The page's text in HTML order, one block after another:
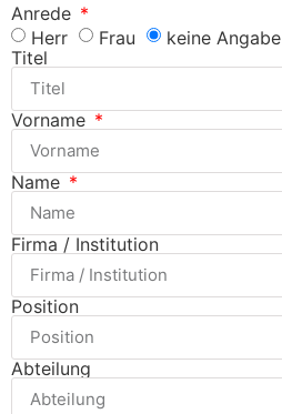
Anrede
Herr
Frau
keine Angabe
Titel
Vorname
Name
Firma / Institution
Position
Abteilung